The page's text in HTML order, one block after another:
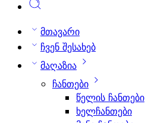
მთავარი
ჩვენ შესახებ
მაღაზია
ჩანთები
წელის ჩანთები
ხელჩანთები